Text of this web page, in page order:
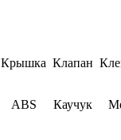
Крышка Клапан
ABS Каучук